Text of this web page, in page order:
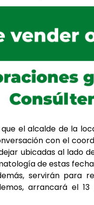
el alcalde de la
con el
ubicadas al lado
de estas
servirán para
arrancará el